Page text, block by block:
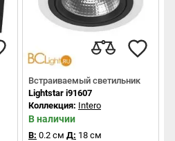
Встраиваемый светильник
Lightstar i91607
Коллекция: Intero
В наличии
В: 0.2 см Д: 18 см